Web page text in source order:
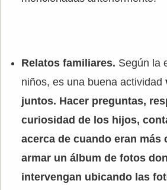
Relatos familiares. Según la
niños, es una buena actividad
juntos. Hacer preguntas,
curiosidad de los hijos,
acerca de cuando eran más
armar un álbum de fotos
intervengan ubicando las